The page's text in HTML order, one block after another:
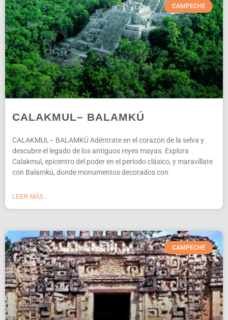
CAMPECHE
CALAKMUL– BALAMKÚ
CALAKMUL– BALAMKÚ Adéntrate en el corazón de la selva y
descubre el legado de los antiguos reyes mayas. Explora
Calakmul, epicentro del poder en el período clásico, y maravíllate
con Balamkú, donde monumentos decorados con
LEER MÁS...
CAMPECHE